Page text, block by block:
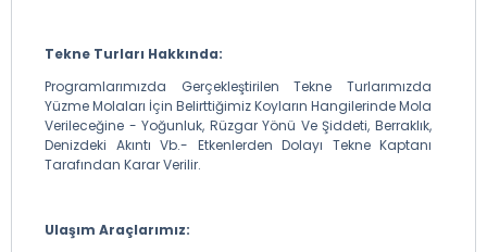
Tekne Turları Hakkında:
Programlarımızda Gerçekleştirilen Tekne Turlarımızda
Yüzme Molaları İçin Belirttiğimiz Koyların Hangilerinde Mola
Verileceğine - Yoğunluk, Rüzgar Yönü Ve Şiddeti, Berraklık,
Denizdeki Akıntı Vb.- Etkenlerden Dolayı Tekne Kaptanı
Tarafından Karar Verilir.
Ulaşım Araçlarımız: